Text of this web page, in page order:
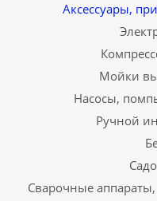
Аксессуары,
Мойки
Насосы,
Ручной
Сварочные